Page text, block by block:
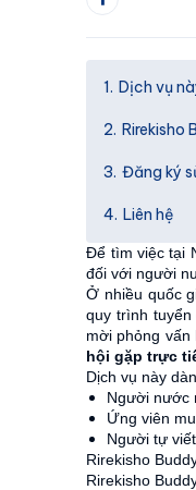
Dịch vụ
Rirekisho
Đăng ký
Liên hệ
Để tìm việc tại
đối với người
Ở nhiều quốc
quy trình tuyển
mời phỏng vấn
hội gặp trực
Dịch vụ này
Người nước
Ứng viên
Người tự
Rirekisho
Rirekisho